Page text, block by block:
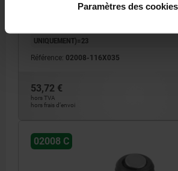
Paramètres des cookies
UNIQUEMENT)=23
Référence: 02008-116X035
53,72 €
hors TVA
hors frais d’envoi
02008 C